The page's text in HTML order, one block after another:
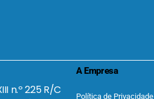
n.º 225 R/C
A Empresa
Política de Privacidade